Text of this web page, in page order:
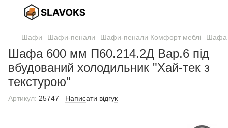
Шафи Шафи-пенали Шафи-пенали Комфорт меблі Шафа
Шафа 600 мм П60.214.2Д Вар.6 під
вбудований холодильник "Хай-тек з
текстурою"
Артикул: 25747 Написати відгук